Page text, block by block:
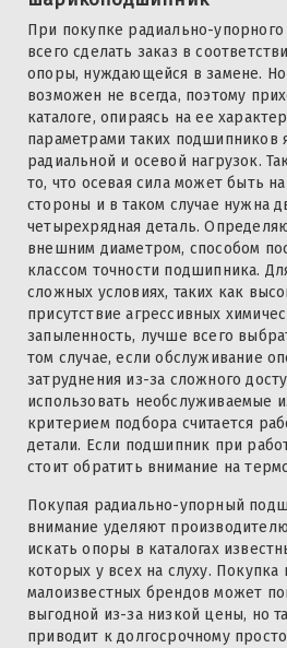
При покупке радиально-
всего сделать заказ в
опоры, нуждающейся в замене. Но
возможен не всегда, поэтому
каталоге, опираясь на ее
параметрами таких подшипников
радиальной и осевой нагрузок.
то, что осевая сила может быть
стороны и в таком случае нужна
четырехрядная деталь.
внешним диаметром, способом
классом точности подшипника.
сложных условиях, таких как
присутствие агрессивных
запыленность, лучше всего
том случае, если обслуживание
затруднения из-за сложного
использовать необслуживаемые
критерием подбора считается
детали. Если подшипник при
стоит обратить внимание на
Покупая радиально-упорный
внимание уделяют
искать опоры в каталогах
которых у всех на слуху. Покупка
малоизвестных брендов может
выгодной из-за низкой цены, но
приводит к долгосрочному